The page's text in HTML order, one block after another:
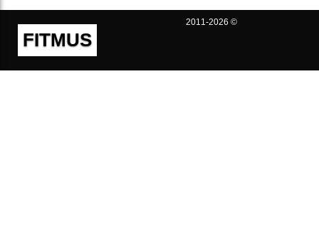
FITMUS
2011-2026 ©